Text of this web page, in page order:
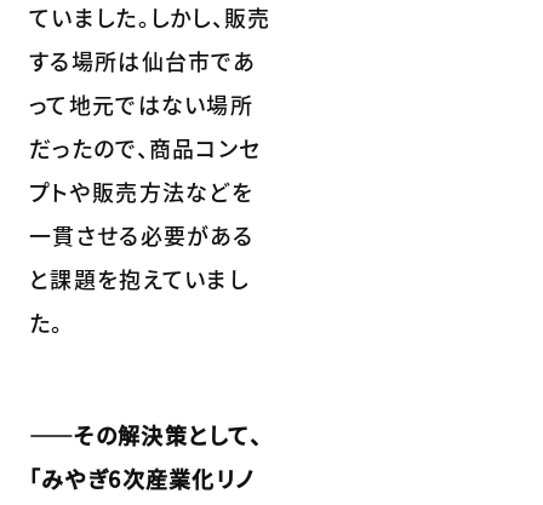
ていました。しかし、販売
する場所は仙台市であ
って地元ではない場所
だったので、商品コンセ
プトや販売方法などを
一貫させる必要がある
と課題を抱えていまし
た。
――その解決策として、
「みやぎ6次産業化リノ